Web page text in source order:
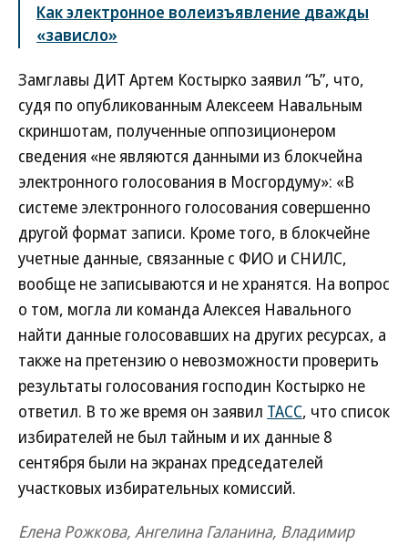
Как электронное волеизъявление дважды
«зависло»
Замглавы ДИТ Артем Костырко заявил “Ъ”, что,
судя по опубликованным Алексеем Навальным
скриншотам, полученные оппозиционером
сведения «не являются данными из блокчейна
электронного голосования в Мосгордуму»: «В
системе электронного голосования совершенно
другой формат записи. Кроме того, в блокчейне
учетные данные, связанные с ФИО и СНИЛС,
вообще не записываются и не хранятся. На вопрос
о том, могла ли команда Алексея Навального
найти данные голосовавших на других ресурсах, а
также на претензию о невозможности проверить
результаты голосования господин Костырко не
ответил. В то же время он заявил ТАСС, что список
избирателей не был тайным и их данные 8
сентября были на экранах председателей
участковых избирательных комиссий.
Елена Рожкова, Ангелина Галанина, Владимир